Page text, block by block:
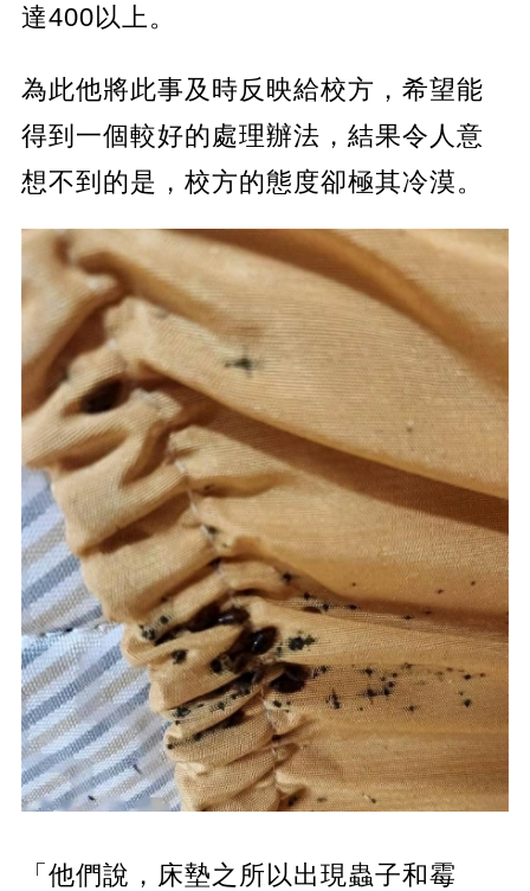
達400以上。
為此他將此事及時反映給校方，希望能
得到一個較好的處理辦法，結果令人意
想不到的是，校方的態度卻極其冷漠。
「他們說，床墊之所以出現蟲子和霉